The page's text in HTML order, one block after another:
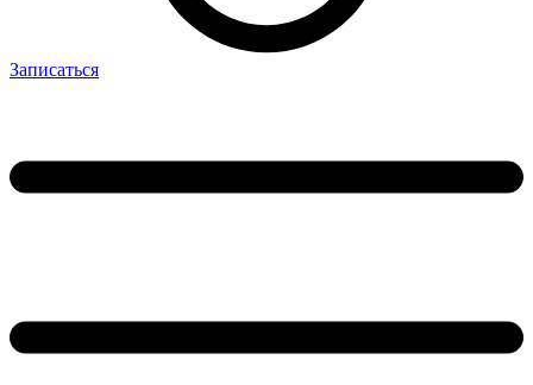
Записаться